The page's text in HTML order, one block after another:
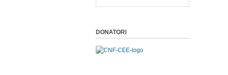
DONATORI